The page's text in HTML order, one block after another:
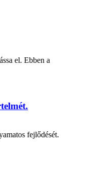
el. Ebben a
fejlődését.